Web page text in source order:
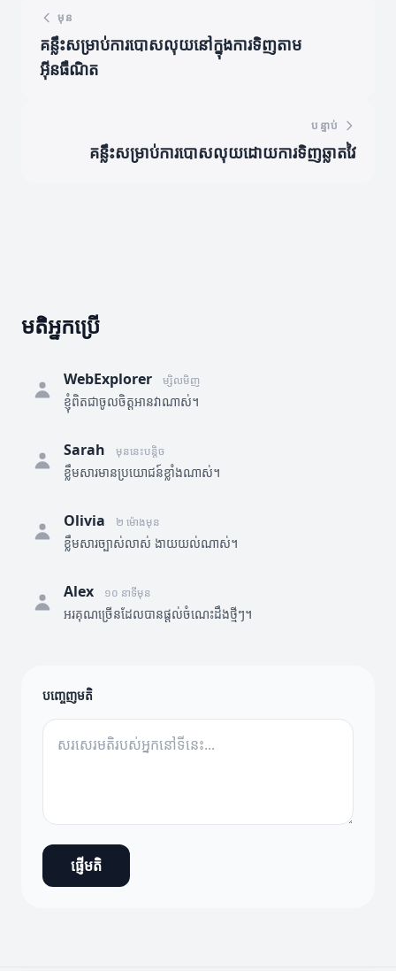
មុន
គន្លឹះសម្រាប់ការបោសលុយនៅក្នុងការទិញតាម
អ៊ីនធឺណិត
បន្ទាប់
គន្លឹះសម្រាប់ការបោសលុយដោយការទិញឆ្លាតវៃ
មតិអ្នកប្រើ
WebExplorer ម្សិលមិញ
ខ្ញុំពិតជាចូលចិត្តអានវាណាស់។
Sarah មុននេះបន្តិច
ខ្លឹមសារមានប្រយោជន៍ខ្លាំងណាស់។
Olivia ២ ម៉ោងមុន
ខ្លឹមសារច្បាស់លាស់ ងាយយល់ណាស់។
Alex ១០ នាទីមុន
អរគុណច្រើនដែលបានផ្តល់ចំណេះដឹងថ្មីៗ។
បញ្ចេញមតិ
ផ្ញើមតិ